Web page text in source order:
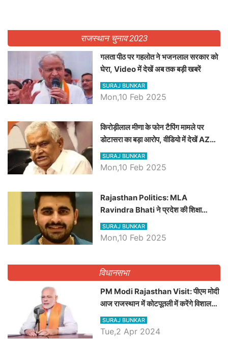
राजस्थान चुनाव 2023
गलता पीठ पर गहलोत ने भजनलाल सरकार को
घेरा, Video में देखें अब तक बड़ी खबरें
SURAJ BUNKAR
Mon,10 Feb 2025
किरोड़ीलाल मीणा के फोन टैपिंग मामले पर
डोटासरा का बड़ा आरोप, वीडियो में देखें AZ
बड़ी खबरें
SURAJ BUNKAR
Mon,10 Feb 2025
Rajasthan Politics: MLA
Ravindra Bhati ने प्रदेश की शिक्षा
व्यवस्था पर उठाए सवाल, Madan
Dilawar पर हमला करते हुए गिनवाये खाली
SURAJ BUNKAR
Mon,10 Feb 2025
विधानसभा
PM Modi Rajasthan Visit: पीएम मोदी
आज राजस्थान में कोटपूतली में करेंगे विशाल
रैली, एक सभा से 8 सीटों पर साधेगें निशाना
SURAJ BUNKAR
Tue,2 Apr 2024